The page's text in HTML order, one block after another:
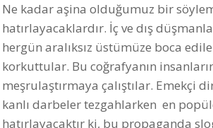
Ne kadar aşina olduğumuz bir
hatırlayacaklardır. İç ve dış
hergün aralıksız üstümüze boca
korkuttular. Bu coğrafyanın
meşrulaştırmaya çalıştılar. Emekçi
kanlı darbeler tezgahlarken en
hatırlayacaktır ki, bu propaganda